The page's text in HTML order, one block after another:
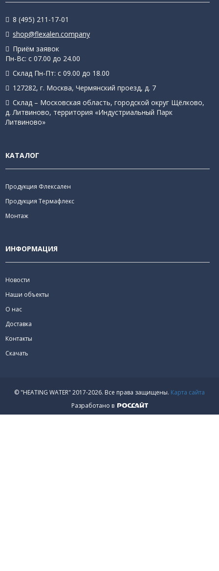
8 (495) 211-17-01
shop@flexalen.company
Приём заявок
Пн-Вс: с 07.00 до 24.00
Склад Пн-Пт: с 09.00 до 18.00
127282, г. Москва, Чермянский проезд, д. 7
Склад – Московская область, городской округ Щёлково,
д. Литвиново, территория «Индустриальный Парк
Литвиново»
КАТАЛОГ
Продукция Флексален
Продукция Термафлекс
Монтаж
ИНФОРМАЦИЯ
Новости
Наши объекты
О нас
Доставка
Контакты
Скачать
© "HEATING WATER" 2017-2026. Все права защищены. Карта сайта
Разработано в